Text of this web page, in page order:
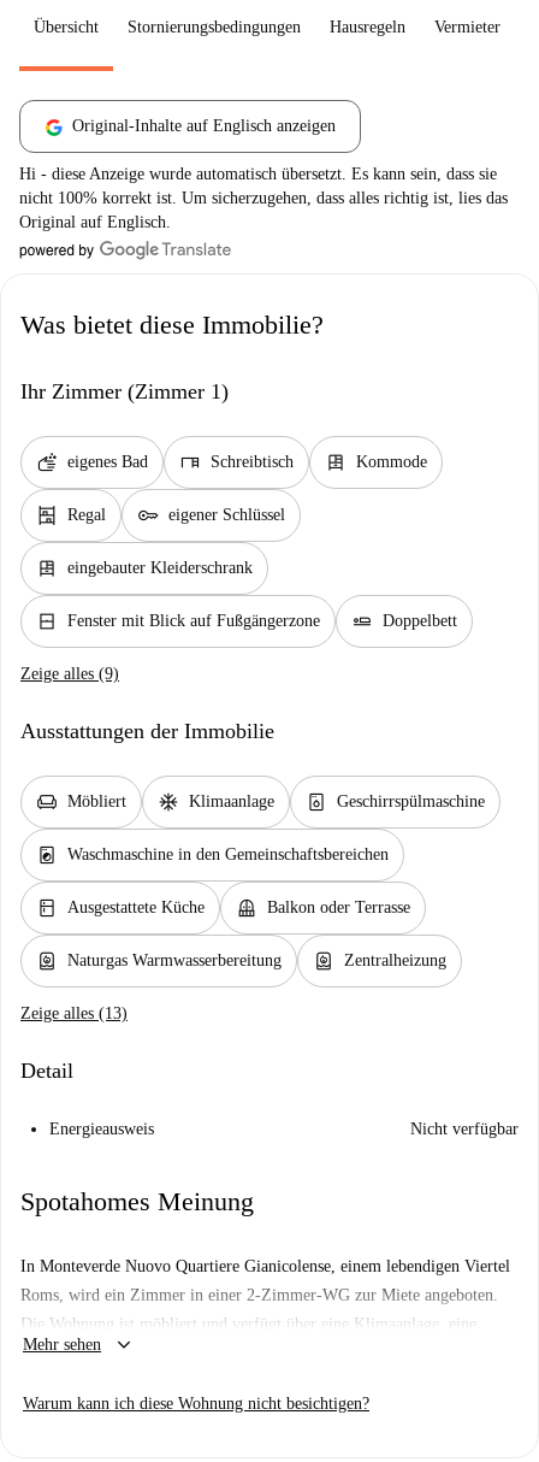
Übersicht Stornierungsbedingungen Hausregeln Vermieter
Original-Inhalte auf Englisch anzeigen
Hi - diese Anzeige wurde automatisch übersetzt. Es kann sein, dass sie
nicht 100% korrekt ist. Um sicherzugehen, dass alles richtig ist, lies das
Original auf Englisch.
Was bietet diese Immobilie?
Ihr Zimmer (Zimmer 1)
soap eigenes Bad desk Schreibtisch dresser Kommode
shelves Regal key eigener Schlüssel
dresser eingebauter Kleiderschrank
window_closed Fenster mit Blick auf Fußgängerzone airline_seat_flat Doppelbett
Zeige alles (9)
Ausstattungen der Immobilie
chair Möbliert ac_unit Klimaanlage dishwasher_gen Geschirrspülmaschine
local_laundry_service Waschmaschine in den Gemeinschaftsbereichen
kitchen Ausgestattete Küche balcony Balkon oder Terrasse
water_heater Naturgas Warmwasserbereitung water_heater Zentralheizung
Zeige alles (13)
Detail
Energieausweis Nicht verfügbar
Spotahomes Meinung
In Monteverde Nuovo Quartiere Gianicolense, einem lebendigen Viertel
Roms, wird ein Zimmer in einer 2-Zimmer-WG zur Miete angeboten.
Die Wohnung ist möbliert und verfügt über eine Klimaanlage, eine
Küche mit Geschirrspüler und Backofen sowie einen Balkon/eine
komfortable und praktische Wohnung zu Ihrem neuen Zuhause.
Mehr sehen keyboard_arrow_down
Warum kann ich diese Wohnung nicht besichtigen?